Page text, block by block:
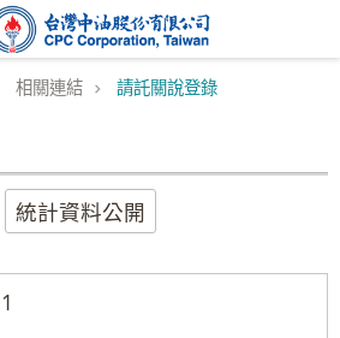
相關連結 請託關說登錄
統計資料公開
1